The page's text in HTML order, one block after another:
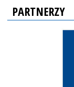
PARTNERZY